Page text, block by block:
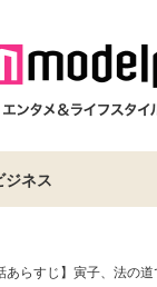
ジネス
あらすじ】寅子、法の